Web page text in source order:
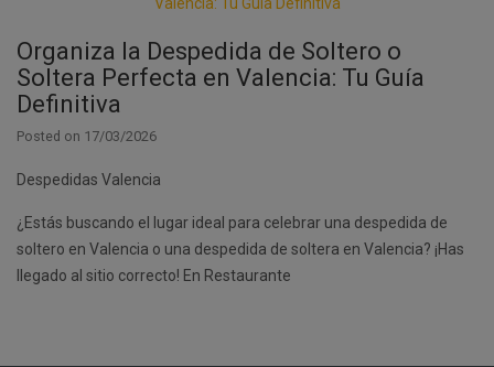
Organiza la Despedida de Soltero o
Soltera Perfecta en Valencia: Tu Guía
Definitiva
Posted on 17/03/2026
Despedidas Valencia
¿Estás buscando el lugar ideal para celebrar una despedida de
soltero en Valencia o una despedida de soltera en Valencia? ¡Has
llegado al sitio correcto! En Restaurante